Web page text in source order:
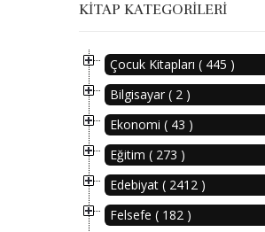
KITAP KATEGORILERI
Çocuk Kitapları ( 445 )
Bilgisayar ( 2 )
Ekonomi ( 43 )
Eğitim ( 273 )
Edebiyat ( 2412 )
Felsefe ( 182 )